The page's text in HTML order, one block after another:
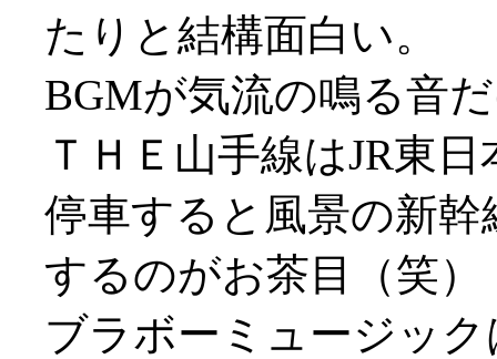
たりと結構面白い。
BGMが気流の鳴る音
ＴＨＥ山手線はJR東
停車すると風景の新
するのがお茶目（笑）
ブラボーミュージッ